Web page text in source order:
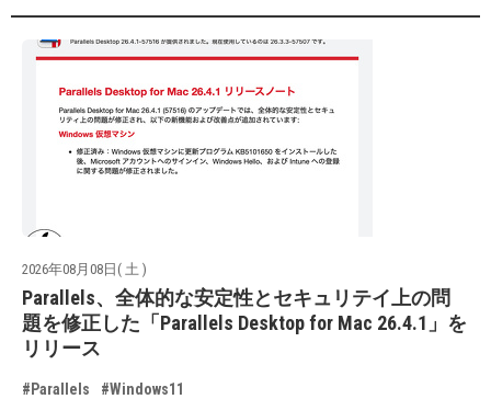
2026年08月08日( 土 )
Parallels、全体的な安定性とセキュリテイ上の問
題を修正した「Parallels Desktop for Mac 26.4.1」を
リリース
#Parallels #Windows11